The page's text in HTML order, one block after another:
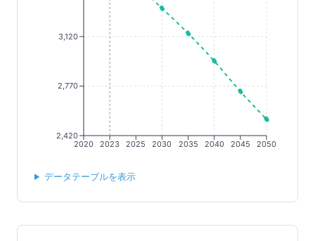
2020 2023 2025 2030 2035 2040 2045 2050
2,420
2,770
3,120
データテーブルを表示